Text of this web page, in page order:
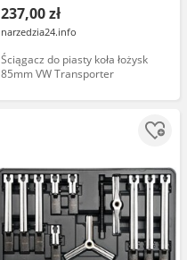
237,00 zł
narzedzia24.info
Ściągacz do piasty koła łożysk
85mm VW Transporter